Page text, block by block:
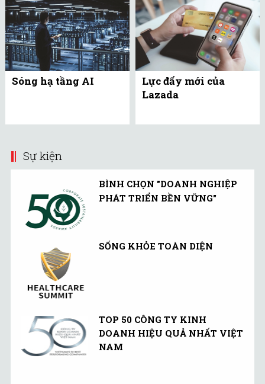
Sóng hạ tầng AI
Lực đẩy mới của
Lazada
Sự kiện
BÌNH CHỌN "DOANH NGHIỆP
PHÁT TRIỂN BỀN VỮNG"
SỐNG KHỎE TOÀN DIỆN
TOP 50 CÔNG TY KINH
DOANH HIỆU QUẢ NHẤT VIỆT
NAM